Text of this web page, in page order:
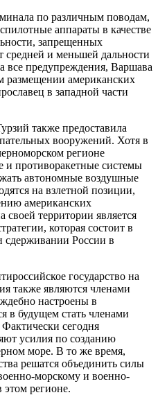
по различным поводам,
аппараты в качестве
запрещенных
средней и меньшей дальности
предупреждения, Варшава
размещении американских
в западной части
также предоставила
вооружений. Хотя в
регионе
и противоракетные системы
автономные воздушные
на взлетной позиции,
американских
территории является
которая состоит в
сдерживании России в
государство на
также являются членами
настроены в
в будущем стать членами
Фактически сегодня
усилия по созданию
море. В то же время,
решатся объединить силы
морскому и военно-
регионе.